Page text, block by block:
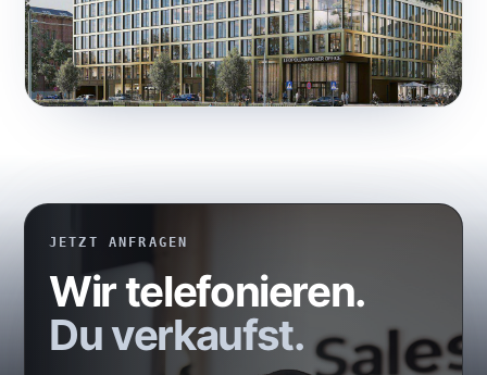
JETZT ANFRAGEN
Wir telefonieren.
Du verkaufst.